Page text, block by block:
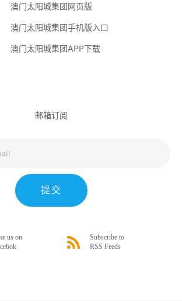
澳门太阳城集团网页版
澳门太阳城集团手机版入口
澳门太阳城集团APP下载
邮箱订阅
提交